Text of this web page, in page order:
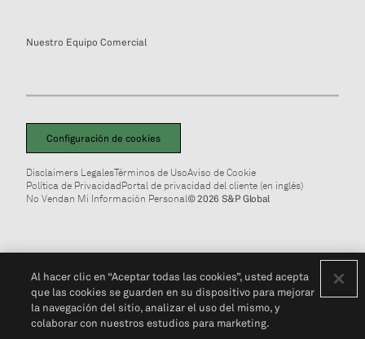
Nuestro Equipo Comercial
Configuración de cookies
Disclaimers LegalesTérminos de UsoAviso de Cookie
Política de PrivacidadPortal de privacidad del cliente (en inglés)
No Vendan Mi Información Personal© 2026 S&P Global
Al hacer clic en “Aceptar todas las cookies”, usted acepta
que las cookies se guarden en su dispositivo para mejorar
la navegación del sitio, analizar el uso del mismo, y
colaborar con nuestros estudios para marketing.